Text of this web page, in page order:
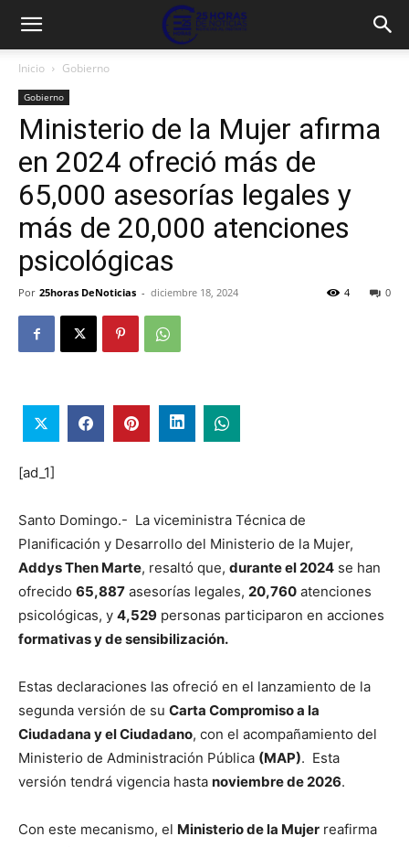
Inicio Gobierno
Gobierno
Ministerio de la Mujer afirma
en 2024 ofreció más de
65,000 asesorías legales y
más de 20,000 atenciones
psicológicas
Por 25horas DeNoticias - diciembre 18, 2024 0
4
[ad_1]
Santo Domingo.- La viceministra Técnica de
Planificación y Desarrollo del Ministerio de la Mujer,
Addys Then Marte, resaltó que, durante el 2024 se han
ofrecido 65,887 asesorías legales, 20,760 atenciones
psicológicas, y 4,529 personas participaron en acciones
formativas y de sensibilización.
Estas declaraciones las ofreció en el lanzamiento de la
segunda versión de su Carta Compromiso a la
Ciudadana y el Ciudadano, con el acompañamiento del
Ministerio de Administración Pública (MAP). Esta
versión tendrá vigencia hasta noviembre de 2026.
Con este mecanismo, el Ministerio de la Mujer reafirma